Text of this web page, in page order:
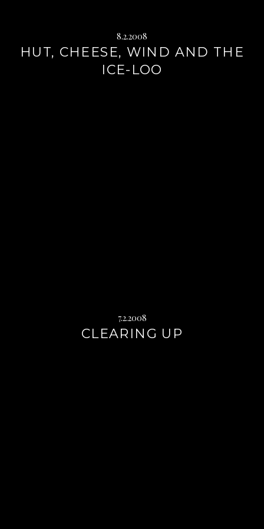
8.2.2008
HUT, CHEESE, WIND AND THE
ICE-LOO
7.2.2008
CLEARING UP